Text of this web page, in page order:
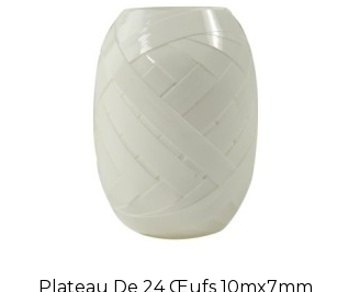
Plateau De 24 Œufs 10mx7mm